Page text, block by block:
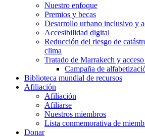
Nuestro enfoque
Premios y becas
Desarrollo urbano inclusivo y
Accesibilidad digital
Reducción del riesgo de
clima
Tratado de Marrakech y
Campaña de
Biblioteca mundial de recursos
Afiliación
Afiliación
Afiliarse
Nuestros miembros
Lista conmemorativa de
Donar